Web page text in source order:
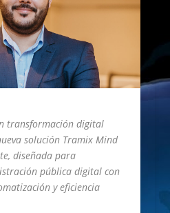
transformación digital
solución Tramix Mind
diseñada para
pública digital con
y eficiencia